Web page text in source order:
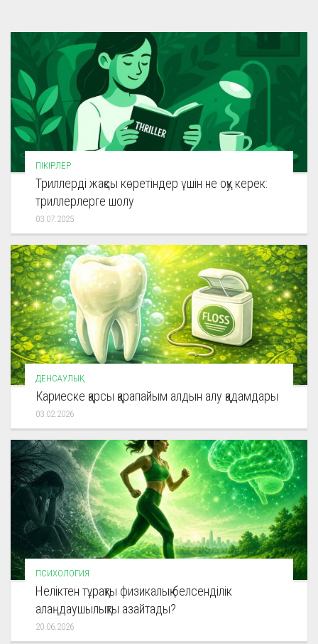
ПІКІРЛЕР
Триллерді жақсы көретіндер үшін не оқу керек:
триллерлерге шолу
03.07.2025
ДЕНСАУЛЫҚ
Кариеске қарсы қарапайым алдын алу қадамдары
03.02.2026
ПСИХОЛОГИЯ
Неліктен тұрақты физикалық белсенділік
алаңдаушылықты азайтады?
20.06.2026